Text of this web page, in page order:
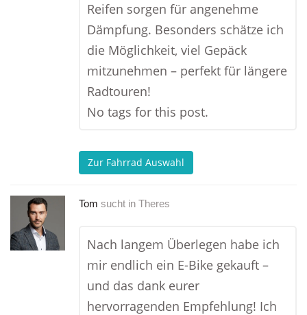
Reifen sorgen für angenehme
Dämpfung. Besonders schätze ich
die Möglichkeit, viel Gepäck
mitzunehmen – perfekt für längere
Radtouren!
No tags for this post.
Zur Fahrrad Auswahl
Tom sucht in Theres
Nach langem Überlegen habe ich
mir endlich ein E-Bike gekauft –
und das dank eurer
hervorragenden Empfehlung! Ich